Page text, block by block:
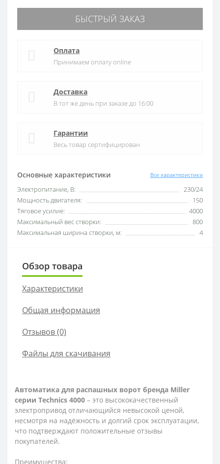
Основные характеристики Все характеристики
Электропитание, В:
230/24
Мощность двигателя:
150
Тяговое усилие:
4000
Максимальный вес створки:
800
Максимальная ширина створки, м:
4
БЫСТРЫЙ ЗАКАЗ
Оплата
Принимаем оплату online
Доставка
В тот же день при заказе до 16:00
Гарантии
Весь товар сертифицирован
Обзор товара
Характеристики
Общая информация
Отзывов (0)
Файлы для скачивания
Автоматика для распашных ворот бренда Miller
серии Technics 4000 – это высококачественный
электропривод отличающийся невысокой ценой,
несмотря на надёжность и долгий срок эксплуатации,
что подтверждают положительные отзывы
покупателей.
Преимущества: